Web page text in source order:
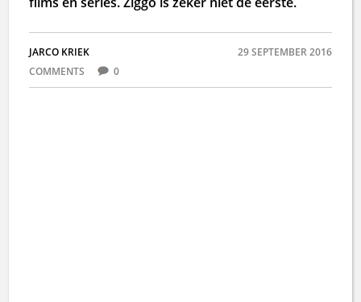
JARCO KRIEK
29 SEPTEMBER 2016
COMMENTS
0